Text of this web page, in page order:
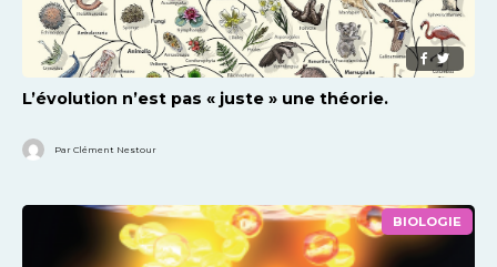
L’évolution n’est pas « juste » une théorie.
Par Clément Nestour
BIOLOGIE